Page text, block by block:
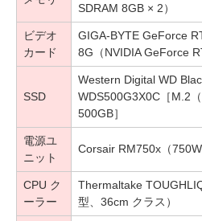
SDRAM 8GB × 2）
ビデオ
カード
GIGA-BYTE GeForce
8G（NVIDIA GeForce
SSD
Western Digital WD
WDS500G3X0C［M.2
500GB］
電源ユ
ニット
Corsair RM750x（750W
CPU ク
ーラー
Thermaltake
型、36cm クラス）